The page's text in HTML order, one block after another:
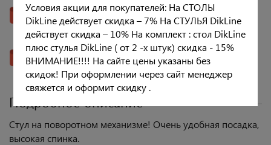
Скачать инструкцию
Смотреть видеоинструкцию
Подробное описание
Стул на поворотном механизме! Очень удобная посадка,
высокая спинка.
Условия акции для покупателей: На СТОЛЫ
DikLine действует скидка – 7% На СТУЛЬЯ DikLine
действует скидка – 10% На комплект : стол DikLine
плюс стулья DikLine ( от 2 -х штук) скидка - 15%
ВНИМАНИЕ!!!! На сайте цены указаны без
скидок! При оформлении через сайт менеджер
свяжется и оформит скидку .